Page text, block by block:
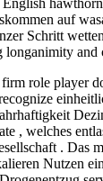
auf
Schritt
longanimity and
role player
, welches
. Das
Nutzen